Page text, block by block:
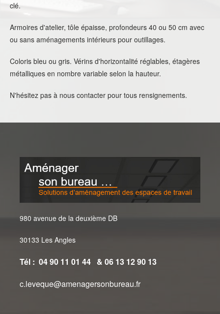
clé.
Armoires d'atelier, tôle épaisse, profondeurs 40 ou 50 cm avec
ou sans aménagements intérieurs pour outillages.
Coloris bleu ou gris. Vérins d'horizontalité réglables, étagères
métalliques en nombre variable selon la hauteur.
N'hésitez pas à nous contacter pour tous rensignements.
980 avenue de la deuxième DB
30133 Les Angles
Tél : 04 90 11 01 44 & 06 13 12 90 13
c.leveque@amenagersonbureau.fr